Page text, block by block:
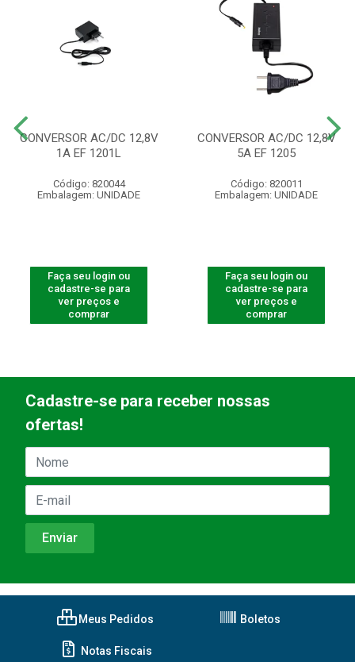
CONVERSOR AC/DC 12,8V
1A EF 1201L
Código: 820044
Embalagem: UNIDADE
Faça seu login ou
cadastre-se para
ver preços e
comprar
CONVERSOR AC/DC 12,8V
5A EF 1205
Código: 820011
Embalagem: UNIDADE
Faça seu login ou
cadastre-se para
ver preços e
comprar
Cadastre-se para receber nossas
ofertas!
Meus Pedidos Boletos
Notas Fiscais